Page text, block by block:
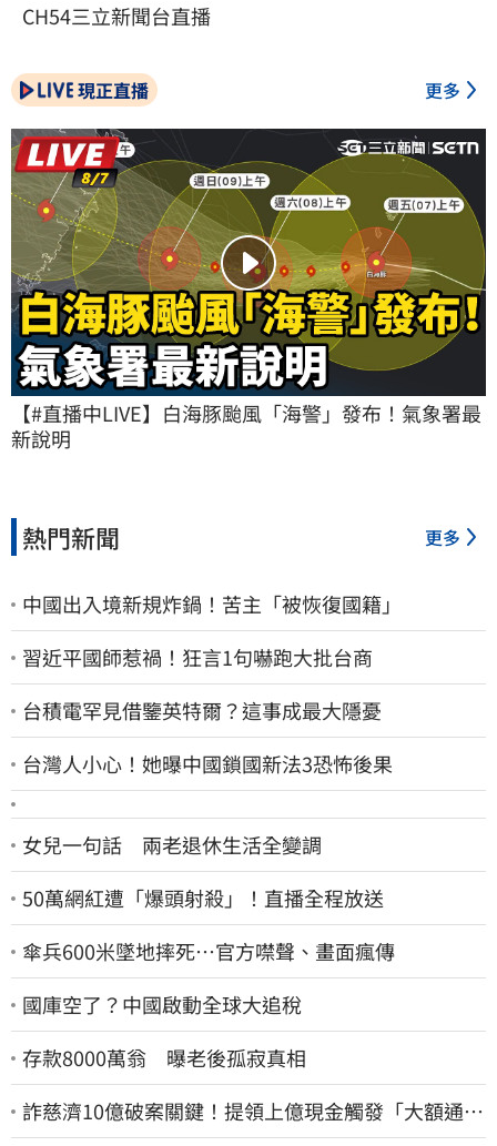
CH54三立新聞台直播
現正直播 更多
【#直播中LIVE】白海豚颱風「海警」發布！氣象署最
新說明
熱門新聞 更多
中國出入境新規炸鍋！苦主「被恢復國籍」
習近平國師惹禍！狂言1句嚇跑大批台商
台積電罕見借鑒英特爾？這事成最大隱憂
台灣人小心！她曝中國鎖國新法3恐怖後果
女兒一句話 兩老退休生活全變調
50萬網紅遭「爆頭射殺」！直播全程放送
傘兵600米墜地摔死…官方噤聲、畫面瘋傳
國庫空了？中國啟動全球大追稅
存款8000萬翁 曝老後孤寂真相
詐慈濟10億破案關鍵！提領上億現金觸發「大額通
報」神鬼律師遭擊落內幕